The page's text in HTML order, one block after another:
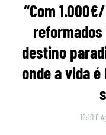
“Com
destino
onde a vida
18:10 8